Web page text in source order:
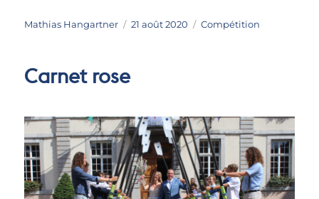
Auteur
Mathias Hangartner
Publié
21 août 2020 Catégories
Compétition
Carnet rose